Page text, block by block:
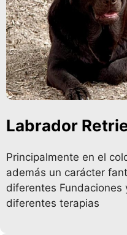
Labrador
Principalmente en el
además un carácter
diferentes Fundaciones
diferentes terapias